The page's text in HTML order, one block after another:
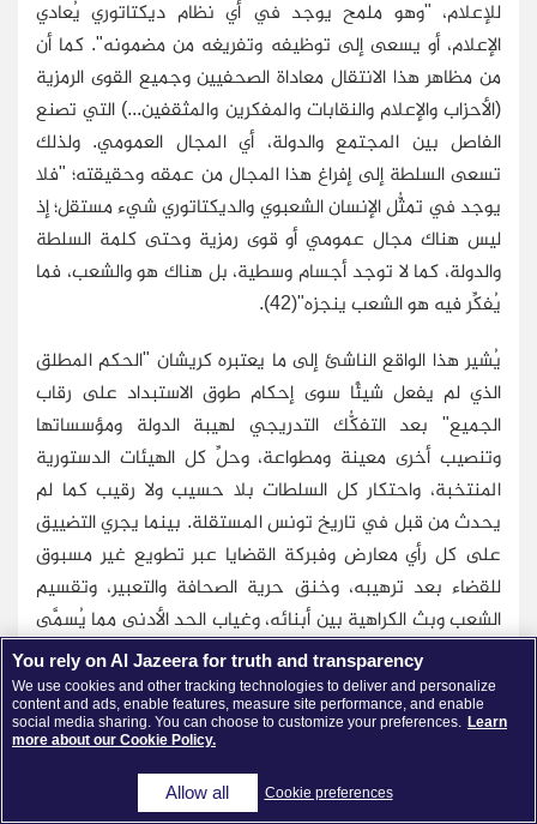
للإعلام، "وهو ملمح يوجد في أي نظام ديكتاتوري يُعادي
الإعلام، أو يسعى إلى توظيفه وتفريغه من مضمونه". كما أن
من مظاهر هذا الانتقال معاداة الصحفيين وجميع القوى الرمزية
(الأحزاب والإعلام والنقابات والمفكرين والمثقفين...) التي تصنع
الفاصل بين المجتمع والدولة، أي المجال العمومي. ولذلك
تسعى السلطة إلى إفراغ هذا المجال من عمقه وحقيقته؛ "فلا
يوجد في تمثُّل الإنسان الشعبوي والديكتاتوري شيء مستقل؛ إذ
ليس هناك مجال عمومي أو قوى رمزية وحتى كلمة السلطة
والدولة، كما لا توجد أجسام وسطية، بل هناك هو والشعب، فما
يُفكِّر فيه هو الشعب ينجزه"(42).
يُشير هذا الواقع الناشئ إلى ما يعتبره كريشان "الحكم المطلق
الذي لم يفعل شيئًا سوى إحكام طوق الاستبداد على رقاب
الجميع" بعد التفكُّك التدريجي لهيبة الدولة ومؤسساتها
وتنصيب أخرى معينة ومطواعة، وحلِّ كل الهيئات الدستورية
المنتخبة، واحتكار كل السلطات بلا حسيب ولا رقيب كما لم
يحدث من قبل في تاريخ تونس المستقلة. بينما يجري التضييق
على كل رأي معارض وفبركة القضايا عبر تطويع غير مسبوق
للقضاء بعد ترهيبه، وخنق حرية الصحافة والتعبير، وتقسيم
الشعب وبث الكراهية بين أبنائه، وغياب الحد الأدنى مما يُسمَّى
"عقل الدولة" حتى لدى مؤسساتها العسكرية والأمنية(43).
وهذا يخلق سياقًا مناسبًا لانبثاق السلطة المطلقة التي تسيطر
على جميع الفضاءات والمجالات، ويشير إلى ملامح تمثُّلاتها
لدور الإعلام. وهنا، تظهر فكرة "الاستدماج" (استدماج الأفراد
والمجتمع وجميع المجالات)، أو الهيمنة الكلية، التي تجعل كل
You rely on Al Jazeera for truth and transparency
We use cookies and other tracking technologies to deliver and personalize
content and ads, enable features, measure site performance, and enable
social media sharing. You can choose to customize your preferences. Learn
more about our Cookie Policy.
Cookie preferences
Allow all